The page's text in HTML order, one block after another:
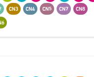
CN3 CN4 CN5 CN7 CN8